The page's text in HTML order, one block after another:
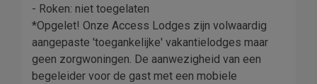
- Roken: niet toegelaten
*Opgelet! Onze Access Lodges zijn volwaardig
aangepaste 'toegankelijke' vakantielodges maar
geen zorgwoningen. De aanwezigheid van een
begeleider voor de gast met een mobiele